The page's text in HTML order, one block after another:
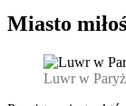
Miasto
Luwr w